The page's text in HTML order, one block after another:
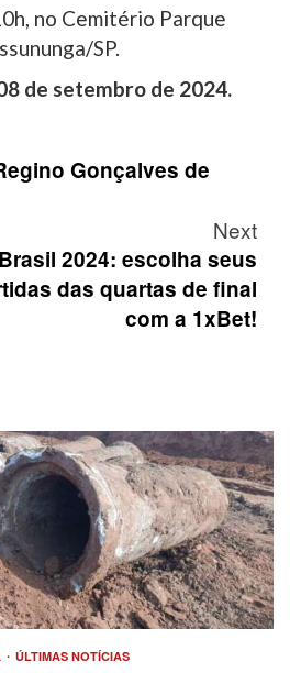
no Cemitério Parque
SP.
de setembro de 2024.
Gonçalves de
Next
2024: escolha seus
das quartas de final
com a 1xBet!
ÚLTIMAS NOTÍCIAS